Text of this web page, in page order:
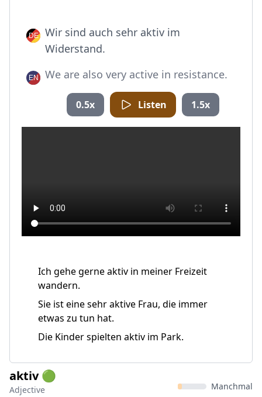
Wir sind auch sehr aktiv im
Widerstand.
We are also very active in resistance.
0.5x Listen 1.5x
Ich gehe gerne aktiv in meiner Freizeit
wandern.
Sie ist eine sehr aktive Frau, die immer
etwas zu tun hat.
Die Kinder spielten aktiv im Park.
aktiv 🟢
Adjective Manchmal